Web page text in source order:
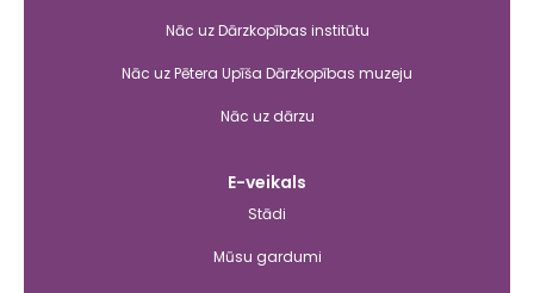
Nāc uz Dārzkopības institūtu
Nāc uz Pētera Upīša Dārzkopības muzeju
Nāc uz dārzu
E-veikals
Stādi
Mūsu gardumi